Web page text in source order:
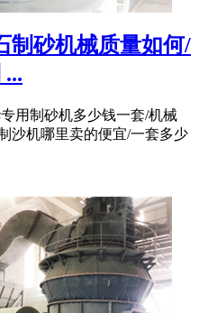
制砂机械质量如何/
用制砂机多少钱一套/机械
沙机哪里卖的便宜/一套多少